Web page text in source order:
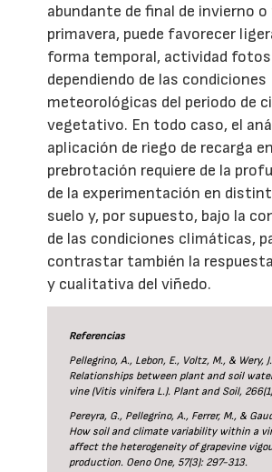
abundante de final de invierno o
primavera, puede favorecer
forma temporal, actividad
dependiendo de las condiciones
meteorológicas del periodo de
vegetativo. En todo caso, el
aplicación de riego de recarga en
prebrotación requiere de la
de la experimentación en
suelo y, por supuesto, bajo la
de las condiciones climáticas,
contrastar también la
y cualitativa del viñedo.
Referencias
Pellegrino, A., Lebon, E., Voltz, M., & Wery,
Relationships between plant and soil
vine (Vitis vinifera L.). Plant and Soil,
Pereyra, G., Pellegrino, A., Ferrer, M., &
How soil and climate variability within a
affect the heterogeneity of grapevine
production. Oeno One, 57(3): 297-313.